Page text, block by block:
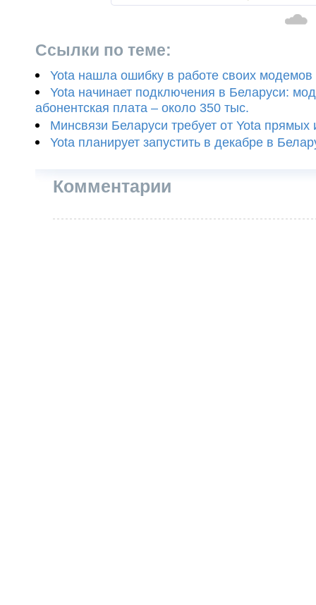
Ссылки по теме:
Yota нашла ошибку в работе своих модемов
Yota начинает подключения в Беларуси:
абонентская плата – около 350 тыс.
Минсвязи Беларуси требует от Yota прямых
Yota планирует запустить в декабре в
Комментарии